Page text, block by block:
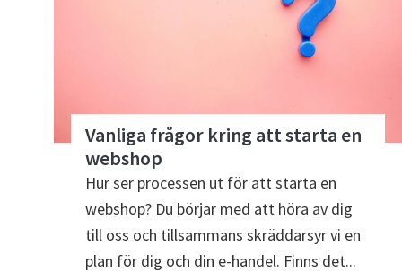
Vanliga frågor kring att starta en
webshop
Hur ser processen ut för att starta en
webshop? Du börjar med att höra av dig
till oss och tillsammans skräddarsyr vi en
plan för dig och din e-handel. Finns det...